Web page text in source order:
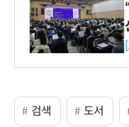
검색 도서